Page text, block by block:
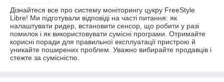
Дізнайтеся все про систему моніторингу цукру FreeStyle
Libre! Ми підготували відповіді на часті питання: як
налаштувати ридер, встановити сенсор, що робити у разі
помилок і як використовувати сумісні програми. Отримайте
корисні поради для правильної експлуатації пристрою й
уникайте поширених проблем. Уважно вибирайте продавців і
стежте за сумісністю.